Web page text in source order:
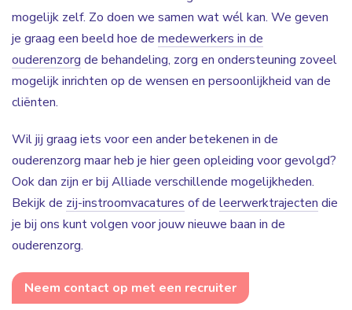
mogelijk zelf. Zo doen we samen wat wél kan. We geven
je graag een beeld hoe de medewerkers in de
ouderenzorg de behandeling, zorg en ondersteuning zoveel
mogelijk inrichten op de wensen en persoonlijkheid van de
cliënten.
Wil jij graag iets voor een ander betekenen in de
ouderenzorg maar heb je hier geen opleiding voor gevolgd?
Ook dan zijn er bij Alliade verschillende mogelijkheden.
Bekijk de zij-instroomvacatures of de leerwerktrajecten die
je bij ons kunt volgen voor jouw nieuwe baan in de
ouderenzorg.
Neem contact op met een recruiter